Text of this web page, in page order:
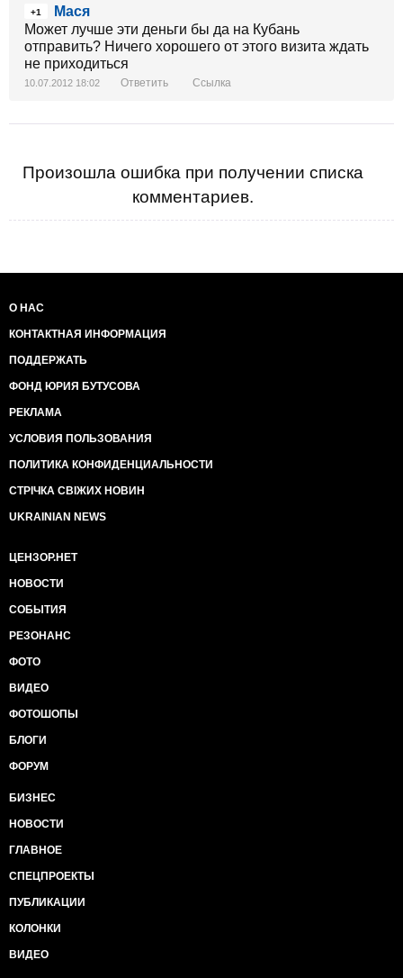
+1
Мася
Может лучше эти деньги бы да на Кубань
отправить? Ничего хорошего от этого визита ждать
не приходиться
10.07.2012 18:02 Ответить Ссылка
Произошла ошибка при получении списка
комментариев.
О НАС
КОНТАКТНАЯ ИНФОРМАЦИЯ
ПОДДЕРЖАТЬ
ФОНД ЮРИЯ БУТУСОВА
РЕКЛАМА
УСЛОВИЯ ПОЛЬЗОВАНИЯ
ПОЛИТИКА КОНФИДЕНЦИАЛЬНОСТИ
СТРІЧКА СВІЖИХ НОВИН
UKRAINIAN NEWS
ЦЕНЗОР.НЕТ
НОВОСТИ
СОБЫТИЯ
РЕЗОНАНС
ФОТО
ВИДЕО
ФОТОШОПЫ
БЛОГИ
ФОРУМ
БИЗНЕС
НОВОСТИ
ГЛАВНОЕ
СПЕЦПРОЕКТЫ
ПУБЛИКАЦИИ
КОЛОНКИ
ВИДЕО